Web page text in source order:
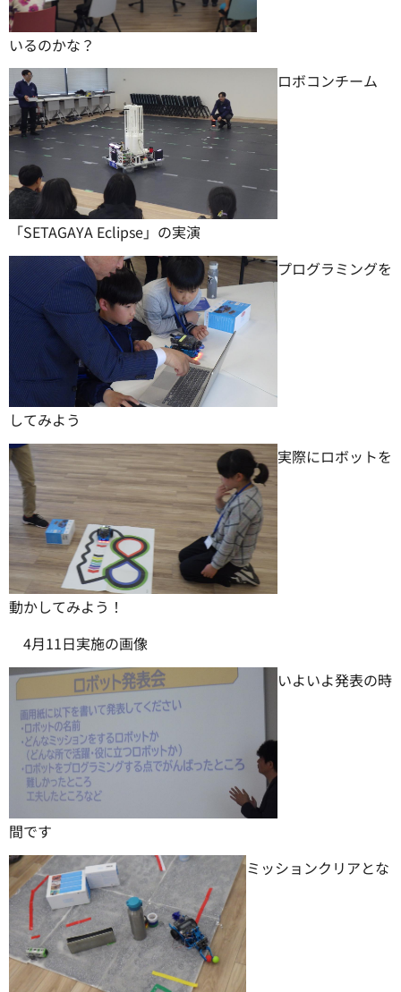
いるのかな？
ロボコンチーム
「SETAGAYA Eclipse」の実演
プログラミングを
してみよう
実際にロボットを
動かしてみよう！
4月11日実施の画像
いよいよ発表の時
間です
ミッションクリアとな